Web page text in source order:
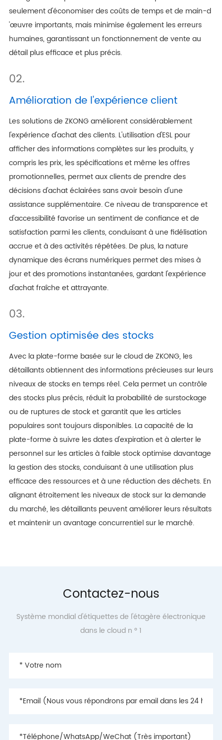
seulement d'économiser des coûts de temps et de main-d
'œuvre importants, mais minimise également les erreurs
humaines, garantissant un fonctionnement de vente au
détail plus efficace et plus précis.
02.
Amélioration de l'expérience client
Les solutions de ZKONG améliorent considérablement
l'expérience d'achat des clients. L'utilisation d'ESL pour
afficher des informations complètes sur les produits, y
compris les prix, les spécifications et même les offres
promotionnelles, permet aux clients de prendre des
décisions d'achat éclairées sans avoir besoin d'une
assistance supplémentaire. Ce niveau de transparence et
d'accessibilité favorise un sentiment de confiance et de
satisfaction parmi les clients, conduisant à une fidélisation
accrue et à des activités répétées. De plus, la nature
dynamique des écrans numériques permet des mises à
jour et des promotions instantanées, gardant l'expérience
d'achat fraîche et attrayante.
03.
Gestion optimisée des stocks
Avec la plate-forme basée sur le cloud de ZKONG, les
détaillants obtiennent des informations précieuses sur leurs
niveaux de stocks en temps réel. Cela permet un contrôle
des stocks plus précis, réduit la probabilité de surstockage
ou de ruptures de stock et garantit que les articles
populaires sont toujours disponibles. La capacité de la
plate-forme à suivre les dates d'expiration et à alerter le
personnel sur les articles à faible stock optimise davantage
la gestion des stocks, conduisant à une utilisation plus
efficace des ressources et à une réduction des déchets. En
alignant étroitement les niveaux de stock sur la demande
du marché, les détaillants peuvent améliorer leurs résultats
et maintenir un avantage concurrentiel sur le marché.
Contactez-nous
Système mondial d'étiquettes de l'étagère électronique
dans le cloud n ° 1